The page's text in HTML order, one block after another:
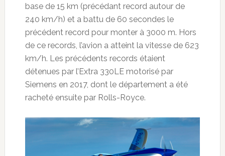
base de 15 km (précédant record autour de
240 km/h) et a battu de 60 secondes le
précédent record pour monter à 3000 m. Hors
de ce records, l’avion a atteint la vitesse de 623
km/h. Les précédents records étaient
détenues par l’Extra 330LE motorisé par
Siemens en 2017, dont le département a été
racheté ensuite par Rolls-Royce.